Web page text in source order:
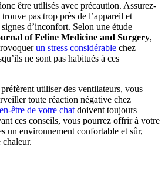
être utilisés avec précaution. Assurez-
pas trop près de l’appareil et
d’inconfort. Selon une étude
of Feline Medicine and Surgery,
un stress considérable chez
ne sont pas habitués à ces
utiliser des ventilateurs, vous
toute réaction négative chez
être de votre chat doivent toujours
ces conseils, vous pourrez offrir à votre
un environnement confortable et sûr,
chaleur.